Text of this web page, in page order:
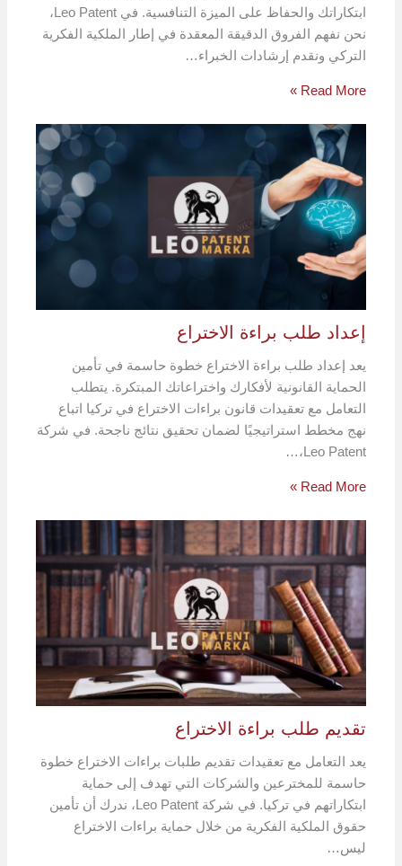
ابتكاراتك والحفاظ على الميزة التنافسية. في Leo Patent،
نحن نفهم الفروق الدقيقة المعقدة في إطار الملكية الفكرية
التركي ونقدم إرشادات الخبراء…
Read More »
إعداد طلب براءة الاختراع
يعد إعداد طلب براءة الاختراع خطوة حاسمة في تأمين
الحماية القانونية لأفكارك واختراعاتك المبتكرة. يتطلب
التعامل مع تعقيدات قانون براءات الاختراع في تركيا اتباع
نهج مخطط استراتيجيًا لضمان تحقيق نتائج ناجحة. في شركة
Leo Patent،…
Read More »
تقديم طلب براءة الاختراع
يعد التعامل مع تعقيدات تقديم طلبات براءات الاختراع خطوة
حاسمة للمخترعين والشركات التي تهدف إلى حماية
ابتكاراتهم في تركيا. في شركة Leo Patent، ندرك أن تأمين
حقوق الملكية الفكرية من خلال حماية براءات الاختراع
ليس…